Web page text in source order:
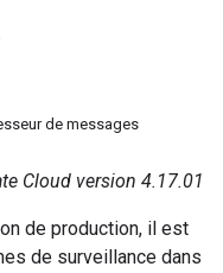
de messages
Cloud version 4.17.01
de production, il est
de surveillance dans